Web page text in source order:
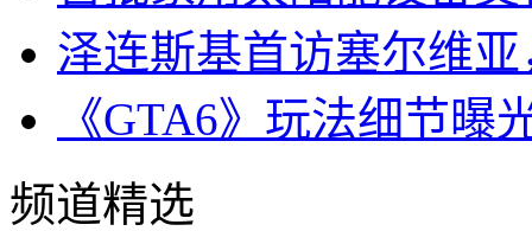
泽连斯基首访塞尔维
《GTA6》玩法细节
频道精选